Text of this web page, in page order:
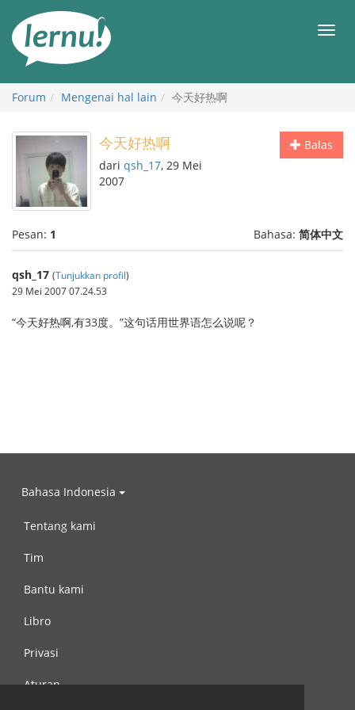
daftar
Forum Mengenai hal lain 今天好热啊
Balas
今天好热啊
dari qsh_17, 29 Mei
2007
Pesan: 1 Bahasa: 简体中文
qsh_17 (Tunjukkan profil)
29 Mei 2007 07.24.53
“今天好热啊,有33度。”这句话用世界语怎么说呢？
Bahasa Indonesia
Tentang kami
Tim
Bantu kami
Libro
Privasi
Aturan